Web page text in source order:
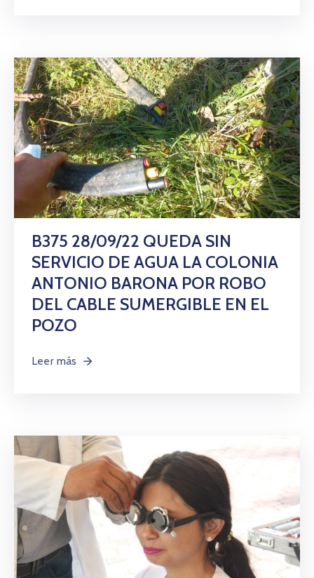
B375 28/09/22 QUEDA SIN
SERVICIO DE AGUA LA COLONIA
ANTONIO BARONA POR ROBO
DEL CABLE SUMERGIBLE EN EL
POZO
Leer más